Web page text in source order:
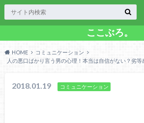
ここぶろ。
HOME
コミュニケーション
人の悪口ばかり言う男の心理！本当は自信がない？劣等
2018.01.19 コミュニケーション